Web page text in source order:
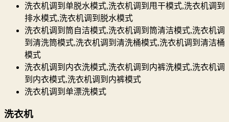
洗衣机调到单脱水模式,洗衣机调到甩干模式,洗衣机调到
排水模式,洗衣机调到脱水模式
洗衣机调到筒自洁模式,洗衣机调到筒清洁模式,洗衣机调
到清洗筒模式,洗衣机调到清洗桶模式,洗衣机调到清洁桶
模式
洗衣机调到内衣洗模式,洗衣机调到内裤洗模式,洗衣机调
到内衣模式,洗衣机调到内裤模式
洗衣机调到单漂洗模式
洗衣机